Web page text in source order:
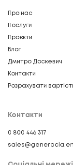
Про нас
Послуги
Проєкти
Блог
Дмитро Доскевич
Контакти
Розрахувати
Контакти
0 800 446 317